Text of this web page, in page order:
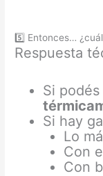
5️⃣ Entonces…
Respuesta
Si
Si hay
Lo
Con
Con